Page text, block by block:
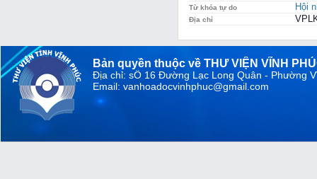
Từ khóa tự do Hội
Địa chỉ
Bản quyền thuộc về THƯ VIỆN VĨNH
Địa chỉ: sỐ 16 Đường Lạc Long Quân - Phường
Email: vanhoadocvinhphuc@gmail.com